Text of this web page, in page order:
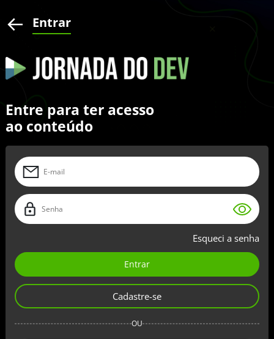
Entrar
Entre para ter acesso
ao conteúdo
Esqueci a senha
Entrar
Cadastre-se
OU